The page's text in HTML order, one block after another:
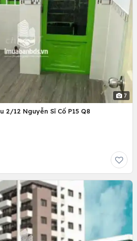
7
2/12 Nguyễn Sĩ Cố P15 Q8